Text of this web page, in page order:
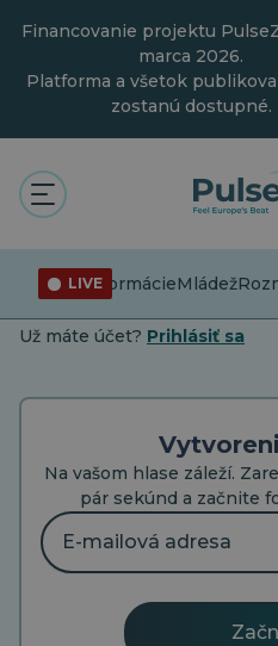
obsah
Financovanie projektu
marca 2026.
Platforma a všetok
zostanú dostupné.
LIVE
DezinformácieMládež
VYTVORENIE ÚČTU
Pridajte sa.
vypočutí.
Už máte účet? Prihlásiť sa
Na vašom hlase záleží.
pár sekúnd a začnite